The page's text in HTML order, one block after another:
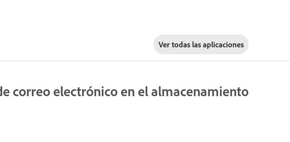
Ver todas las aplicaciones
correo electrónico en el almacenamiento